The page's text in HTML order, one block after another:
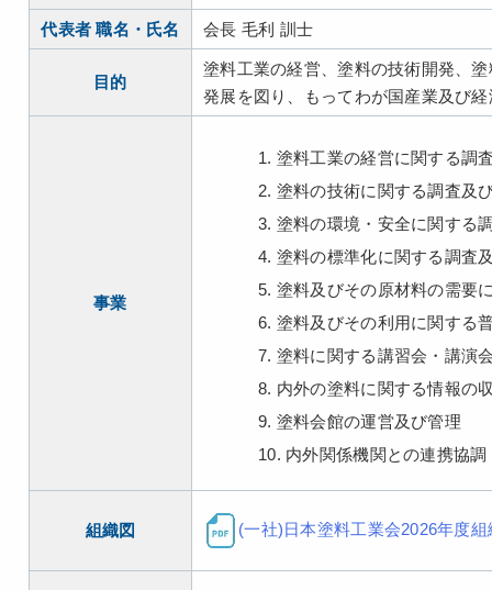
代表者 職名・氏名 会長 毛利 訓士
目的
塗料工業の経営、塗料の技術開発、
発展を図り、もってわが国産業及び
事業
塗料工業の経営に関する調
塗料の技術に関する調査及
塗料の環境・安全に関する
塗料の標準化に関する調査
塗料及びその原材料の需要
塗料及びその利用に関する
塗料に関する講習会・講演
内外の塗料に関する情報の
塗料会館の運営及び管理
内外関係機関との連携協調
組織図 (一社)日本塗料工業会2026年度組